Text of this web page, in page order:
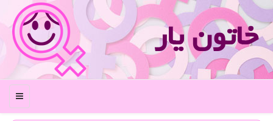
خاتون یار
منو